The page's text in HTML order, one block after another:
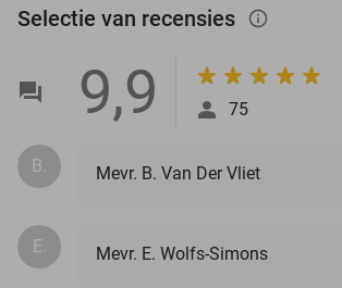
Selectie van recensies info_outlined
9,9 75
B. Mevr. B. Van Der Vliet
E. Mevr. E. Wolfs-Simons